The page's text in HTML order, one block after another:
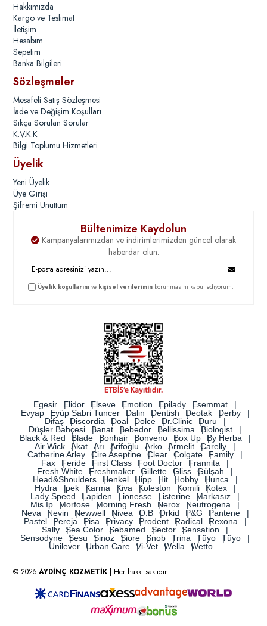
Hakkımızda
Kargo ve Teslimat
İletişim
Hesabım
Sepetim
Banka Bilgileri
Sözleşmeler
Mesafeli Satış Sözleşmesi
İade ve Değişim Koşulları
Sıkça Sorulan Sorular
K.V.K.K
Bilgi Toplumu Hizmetleri
Üyelik
Yeni Üyelik
Üye Girişi
Şifremi Unuttum
Bültenimize Kaydolun
Kampanyalarımızdan ve indirimlerimizden güncel olarak
haberdar olun.
Üyelik koşullarını ve kişisel verilerimin korunmasını kabul ediyorum.
Egesir Elidor Elseve Emotion Epilady
Esemmat
Evyap
Eyüp Sabri Tuncer Dalin Dentish Deotak
Derby
Difaş
Discordia Doal Dolce Dr.Clinic
Duru
Düşler Bahçesi
Banat Bebedor Bellissima
Biologist
Black & Red
Blade Bonhair Bonveno Box Up
By Herba
Air Wick
Akat Arı Arifoğlu Arko Armelit
Carelly
Catherine Arley
Cire Aseptine Clear Colgate
Family
Fax
Feride First Class Foot Doctor
Frannita
Fresh White
Freshmaker Gillette Gliss
Gülşah
Head&Shoulders
Henkel Hipp Hit Hobby
Hunca
Hydra
İpek Karma Kiva Koleston Komili
Kotex
Lady Speed
Lapiden Lionesse Listerine
Markasız
Mis İp
Morfose Morning Fresh Nerox
Neutrogena
Neva
Nevin Newwell Nivea O.B Orkid P&G
Pantene
Pastel
Pereja Pisa Privacy Prodent Radical
Rexona
Sally
Sea Color Sebamed Sector
Sensation
Sensodyne
Sesu Sinoz Siore Snob Trina Tüyo
Tüyo
Unilever
Urban Care Vi-Vet Wella Wetto
© 2025AYDİNÇ KOZMETİK | Her hakkı saklıdır.